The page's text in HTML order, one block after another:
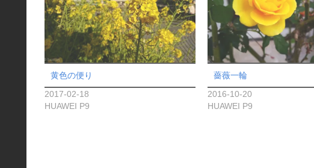
黄色の便り
2017-02-18
HUAWEI P9
薔薇一輪
2016-10-20
HUAWEI P9